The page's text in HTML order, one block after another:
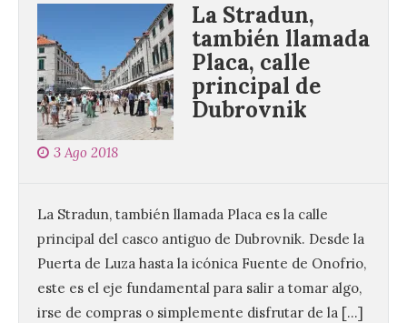
La Stradun,
también llamada
Placa, calle
principal de
Dubrovnik
3 Ago 2018
La Stradun, también llamada Placa es la calle
principal del casco antiguo de Dubrovnik. Desde la
Puerta de Luza hasta la icónica Fuente de Onofrio,
este es el eje fundamental para salir a tomar algo,
irse de compras o simplemente disfrutar de la […]